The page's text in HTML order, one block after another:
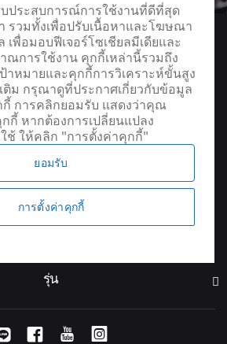
ำหน่าย
รุ่น
บประสบการณ์การใช้งานที่ดีที่สุด
รวมทั้งเพื่อปรับเนื้อหาและโฆษณา
เพื่อมอบฟีเจอร์โซเชียลมีเดียและ
ณการใช้งาน คุกกี้เหล่านี้รวมถึง
าหมายและคุกกี้การวิเคราะห์ขั้นสูง
ติม กรุณาดูที่ประกาศเกี่ยวกับข้อมูล
กี้ การคลิกยอมรับ แสดงว่าคุณ
กี้ หากต้องการเปลี่ยนแปลง
ช้ ให้คลิก "การตั้งค่าคุกกี้"
ยอมรับ
การตั้งค่าคุกกี้